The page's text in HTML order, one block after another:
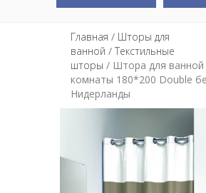
Главная / Шторы для
ванной / Текстильные
шторы / Штора для ванной
комнаты 180*200 Double
Нидерланды